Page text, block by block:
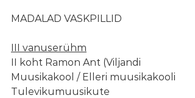
MADALAD VASKPILLID
III vanuserühm
II koht Ramon Ant (Viljandi
Muusikakool / Elleri muusikakooli
Tulevikumuusikute